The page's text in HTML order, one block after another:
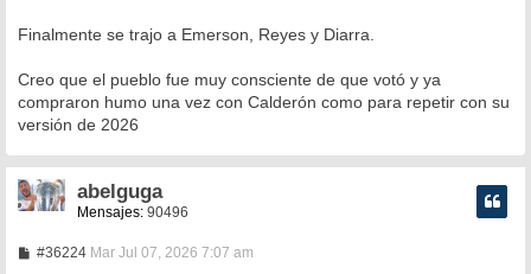
Finalmente se trajo a Emerson, Reyes y Diarra.
Creo que el pueblo fue muy consciente de que votó y ya
compraron humo una vez con Calderón como para repetir con su
versión de 2026
abelguga
Mensajes: 90496
#36224MMar Jul 07, 2026 7:07 am